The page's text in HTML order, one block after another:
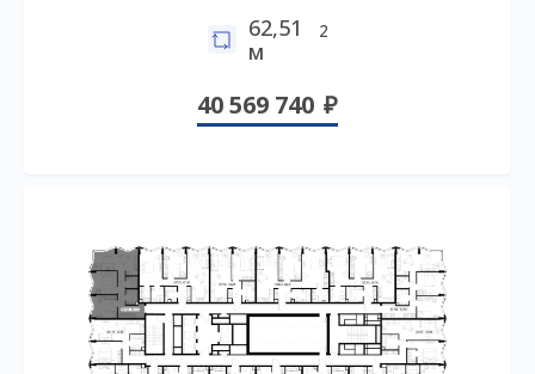
62,51
м
2
40 569 740